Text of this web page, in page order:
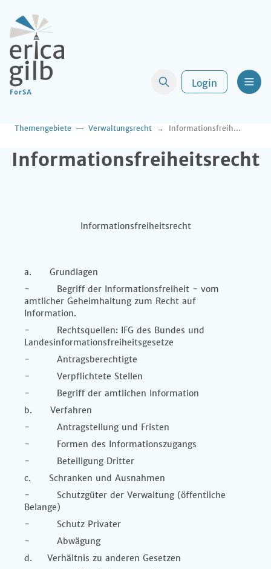
Login
Themengebiete Verwaltungsrecht Informationsfreiheitsrecht
Informationsfreiheitsrecht
Informationsfreiheitsrecht
a. Grundlagen
- Begriff der Informationsfreiheit - vom
amtlicher Geheimhaltung zum Recht auf
Information.
- Rechtsquellen: IFG des Bundes und
Landesinformationsfreiheitsgesetze
- Antragsberechtigte
- Verpflichtete Stellen
- Begriff der amtlichen Information
b. Verfahren
- Antragstellung und Fristen
- Formen des Informationszugangs
- Beteiligung Dritter
c. Schranken und Ausnahmen
- Schutzgüter der Verwaltung (öffentliche
Belange)
- Schutz Privater
- Abwägung
d. Verhältnis zu anderen Gesetzen